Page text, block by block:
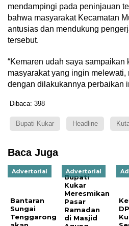
mendampingi pada peninjauan
bahwa masyarakat Kecamatan
antusias dan mendukung
tersebut.
“Kemaren udah saya sampaikan
masyarakat yang ingin
dengan dilakukannya perbaikan
Dibaca: 398
Bupati Kukar Headline
Baca Juga
Advertorial
Bantaran
Sungai
Tenggarong
Advertorial
Bupati
Kukar
Meresmikan
Pasar
Ramadan
di Masjid